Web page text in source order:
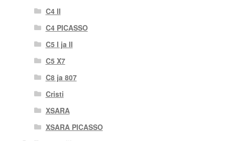
C4 II
C4 PICASSO
C5 I ja II
C5 X7
C8 ja 807
Cristi
XSARA
XSARA PICASSO